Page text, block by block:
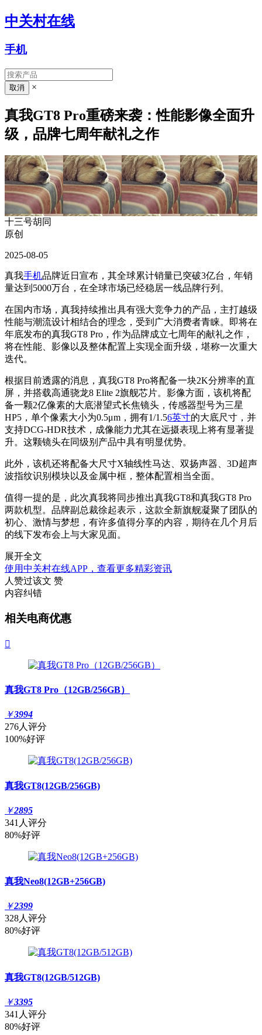
中关村在线
手机
×
真我GT8 Pro重磅来袭：性能影像全面升
级，品牌七周年献礼之作
十三号胡同
原创
2025-08-05
真我手机品牌近日宣布，其全球累计销量已突破3亿台，年销
量达到5000万台，在全球市场已经稳居一线品牌行列。
在国内市场，真我持续推出具有强大竞争力的产品，主打越级
性能与潮流设计相结合的理念，受到广大消费者青睐。即将在
年底发布的真我GT8 Pro，作为品牌成立七周年的献礼之作，
将在性能、影像以及整体配置上实现全面升级，堪称一次重大
迭代。
根据目前透露的消息，真我GT8 Pro将配备一块2K分辨率的直
屏，并搭载高通骁龙8 Elite 2旗舰芯片。影像方面，该机将配
备一颗2亿像素的大底潜望式长焦镜头，传感器型号为三星
HP5，单个像素大小为0.5μm，拥有1/1.56英寸的大底尺寸，并
支持DCG-HDR技术，成像能力尤其在远摄表现上将有显著提
升。这颗镜头在同级别产品中具有明显优势。
此外，该机还将配备大尺寸X轴线性马达、双扬声器、3D超声
波指纹识别模块以及金属中框，整体配置相当全面。
值得一提的是，此次真我将同步推出真我GT8和真我GT8 Pro
两款机型。品牌副总裁徐起表示，这款全新旗舰凝聚了团队的
初心、激情与梦想，有许多值得分享的内容，期待在几个月后
的线下发布会上与大家见面。
展开全文
使用中关村在线APP，查看更多精彩资讯
人赞过该文 赞
内容纠错
相关电商优惠

真我GT8 Pro（12GB/256GB）
￥3994
276人评分
100%好评
真我GT8(12GB/256GB)
￥2895
341人评分
80%好评
真我Neo8(12GB+256GB)
￥2399
328人评分
80%好评
真我GT8(12GB/512GB)
￥3395
341人评分
80%好评